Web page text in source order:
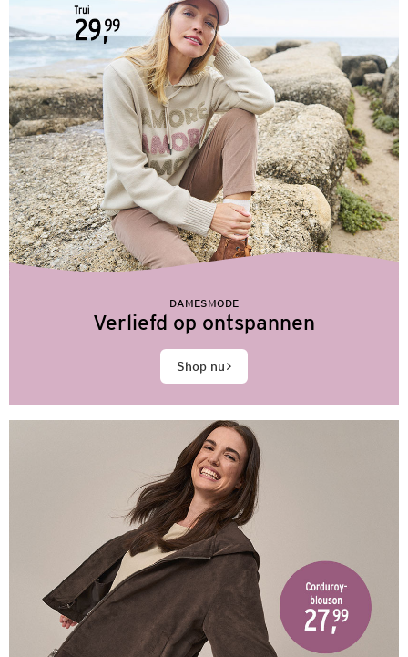
DAMESMODE
Verliefd op ontspannen
Shop nu